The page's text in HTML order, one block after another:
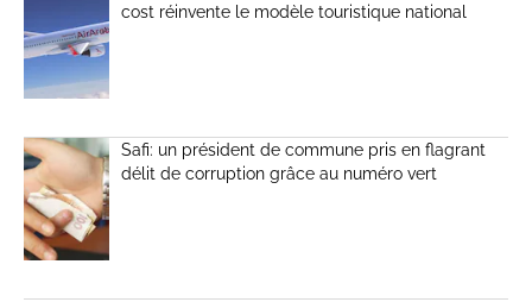
cost réinvente le modèle touristique national
Safi: un président de commune pris en flagrant
délit de corruption grâce au numéro vert